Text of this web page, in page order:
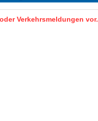
Verkehrsmeldungen vor.